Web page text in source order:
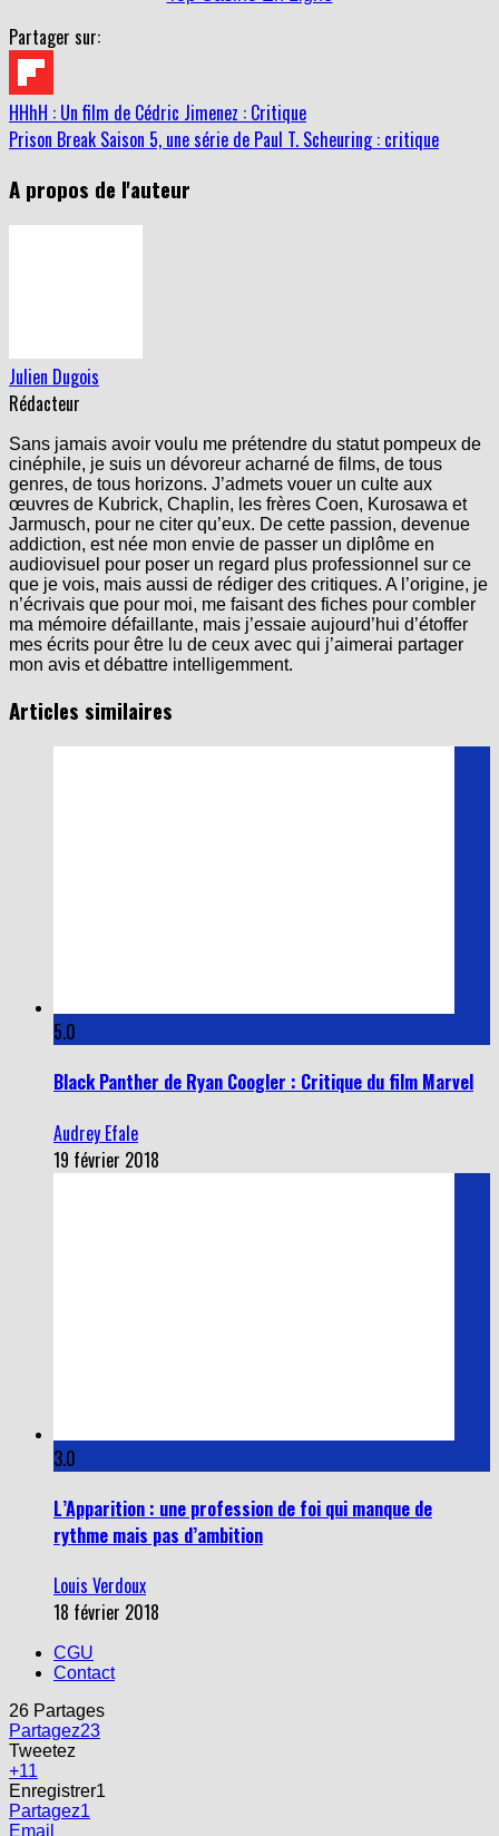
Partager sur:
HHhH : Un film de Cédric Jimenez : Critique
Prison Break Saison 5, une série de Paul T. Scheuring : critique
A propos de l'auteur
Julien Dugois
Rédacteur
Sans jamais avoir voulu me prétendre du statut pompeux de
cinéphile, je suis un dévoreur acharné de films, de tous
genres, de tous horizons. J’admets vouer un culte aux
œuvres de Kubrick, Chaplin, les frères Coen, Kurosawa et
Jarmusch, pour ne citer qu’eux. De cette passion, devenue
addiction, est née mon envie de passer un diplôme en
audiovisuel pour poser un regard plus professionnel sur ce
que je vois, mais aussi de rédiger des critiques. A l’origine, je
n’écrivais que pour moi, me faisant des fiches pour combler
ma mémoire défaillante, mais j’essaie aujourd’hui d’étoffer
mes écrits pour être lu de ceux avec qui j’aimerai partager
mon avis et débattre intelligemment.
Articles similaires
5.0
Black Panther de Ryan Coogler : Critique du film Marvel
Audrey Efale
19 février 2018
3.0
L’Apparition : une profession de foi qui manque de
rythme mais pas d’ambition
Louis Verdoux
18 février 2018
CGU
Contact
26 Partages
Partagez23
Tweetez
+11
Enregistrer1
Partagez1
Email